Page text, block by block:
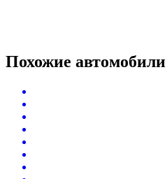
Похожие автомобили